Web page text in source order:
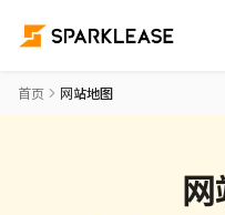
首页 网站地图